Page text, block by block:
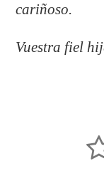
cariñoso.
Vuestra fiel